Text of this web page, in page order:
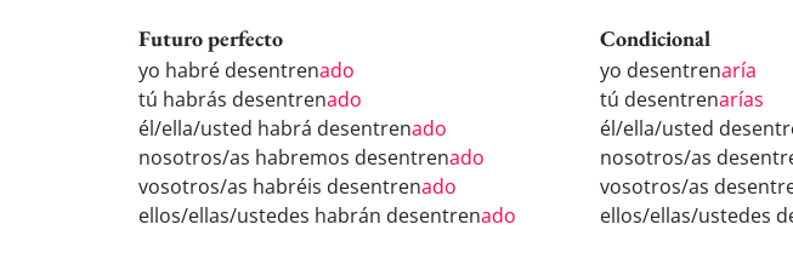
Futuro perfecto
yo habré desentrenado
tú habrás desentrenado
él/ella/usted habrá desentrenado
nosotros/as habremos desentrenado
vosotros/as habréis desentrenado
ellos/ellas/ustedes habrán desentrenado
Condicional
yo desentrenaría
tú desentrenarías
él/ella/usted
nosotros/as
vosotros/as
ellos/ellas/ustedes